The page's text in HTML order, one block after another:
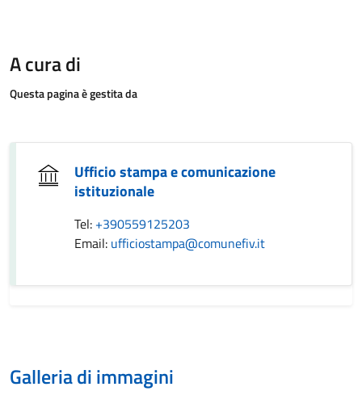
A cura di
Questa pagina è gestita da
Ufficio stampa e comunicazione
istituzionale
Tel: +390559125203
Email: ufficiostampa@comunefiv.it
Galleria di immagini